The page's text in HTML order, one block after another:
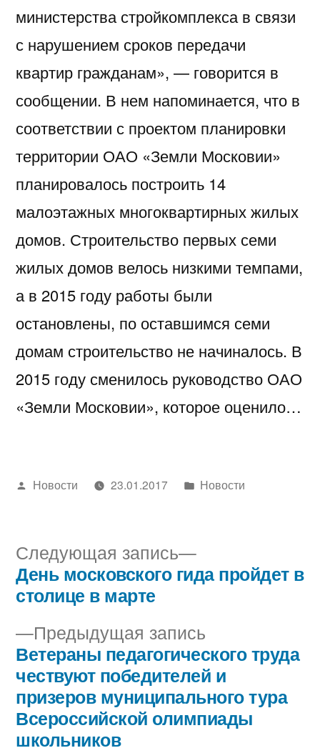
министерства стройкомплекса в связи
с нарушением сроков передачи
квартир гражданам», — говорится в
сообщении. В нем напоминается, что в
соответствии с проектом планировки
территории ОАО «Земли Московии»
планировалось построить 14
малоэтажных многоквартирных жилых
домов. Строительство первых семи
жилых домов велось низкими темпами,
а в 2015 году работы были
остановлены, по оставшимся семи
домам строительство не начиналось. В
2015 году сменилось руководство ОАО
«Земли Московии», которое оценило…
Написано
Новости 23.01.2017
Написано
Новости
Навигация
записям
Предыдущая запись
запись:
Ветераны педагогического труда
чествуют победителей и
призеров муниципального тура
Всероссийской олимпиады
школьников
Следующая запись
Следующая
запись:
День московского гида пройдет в
столице в марте